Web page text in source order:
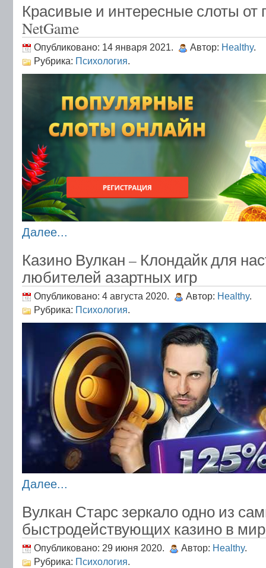
Красивые и интересные слоты от
NetGame
Опубликовано: 14 января 2021. Автор: Healthy.
Рубрика: Психология.
Далее...
Казино Вулкан – Клондайк для
любителей азартных игр
Опубликовано: 4 августа 2020. Автор: Healthy.
Рубрика: Психология.
Далее...
Вулкан Старс зеркало одно из
быстродействующих казино в
Опубликовано: 29 июня 2020. Автор: Healthy.
Рубрика: Психология.